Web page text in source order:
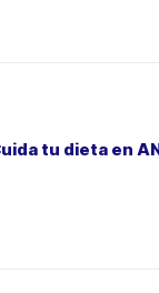
tu dieta en